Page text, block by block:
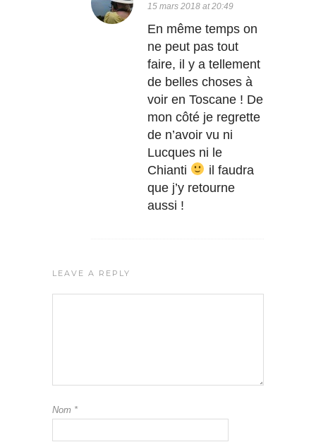
15 mars 2018 at 20:49
En même temps on
ne peut pas tout
faire, il y a tellement
de belles choses à
voir en Toscane ! De
mon côté je regrette
de n’avoir vu ni
Lucques ni le
Chianti
il faudra
que j’y retourne
aussi !
LEAVE A REPLY
Nom *